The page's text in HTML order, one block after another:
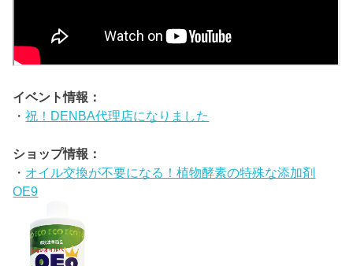
イベント情報：
・祝！DENBA代理店になりました
ショップ情報：
・ オイル交換が不要になる！植物酵素の特殊な添加剤
OE9